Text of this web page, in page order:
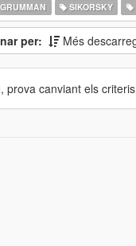
SIKORSKY
per: Més
prova canviant els